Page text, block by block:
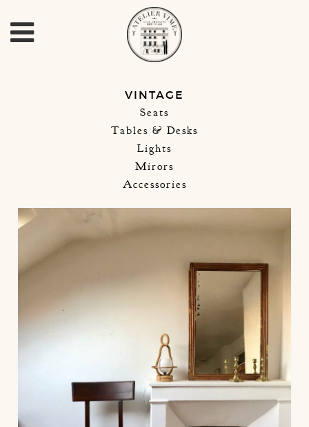
VINTAGE
Seats
Tables & Desks
Lights
Mirors
Accessories